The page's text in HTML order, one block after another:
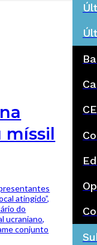
míssil
atingido”,
do
ucraniano,
conjunto